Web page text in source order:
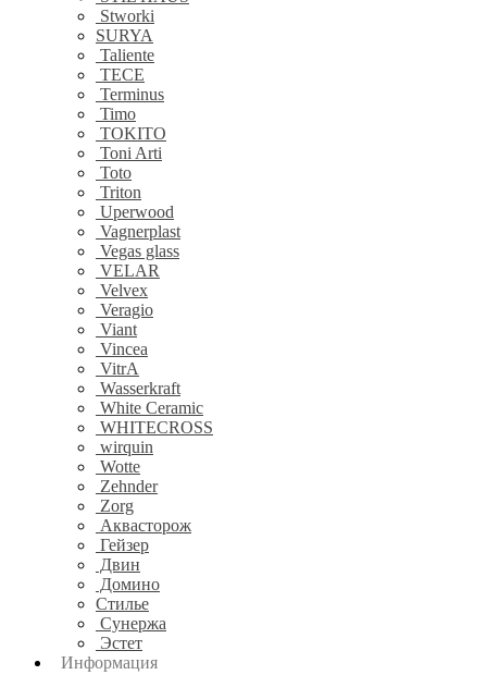
Stworki
SURYA
Taliente
TECE
Terminus
Timo
TOKITO
Toni Arti
Toto
Triton
Uperwood
Vagnerplast
Vegas glass
VELAR
Velvex
Veragio
Viant
Vincea
VitrA
Wasserkraft
White Ceramic
WHITECROSS
wirquin
Wotte
Zehnder
Zorg
Аквасторож
Гейзер
Двин
Домино
Стилье
Сунержа
Эстет
Информация